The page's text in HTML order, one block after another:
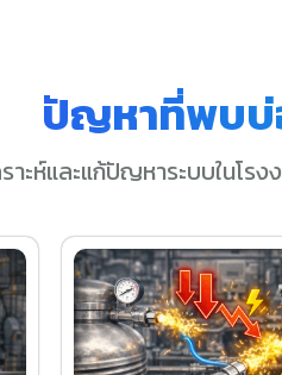
ปัญหาที่พบบ่
ราะห์และแก้ปัญหาระบบในโร